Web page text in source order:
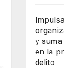
y suma
en la
delito